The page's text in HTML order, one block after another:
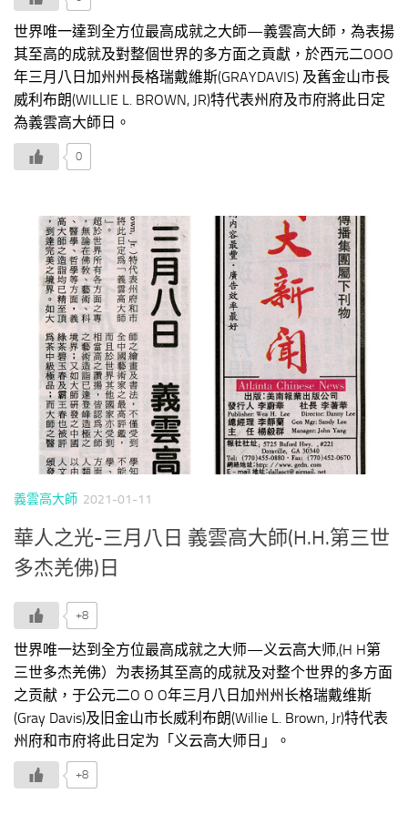
世界唯一達到全方位最高成就之大師—義雲高大師，為表揚
其至高的成就及對整個世界的多方面之貢獻，於西元二OOO
年三月八日加州州長格瑞戴維斯(GRAYDAVIS) 及舊金山市長
威利布朗(WILLIE L. BROWN, JR)特代表州府及市府將此日定
為義雲高大師日。
0
義雲高大師 2021-01-11
華人之光-三月八日 義雲高大師(H.H.第三世
多杰羌佛)日
+8
世界唯一达到全方位最高成就之大师—义云高大师,(H H第
三世多杰羌佛）为表扬其至高的成就及对整个世界的多方面
之贡献，于公元二O O O年三月八日加州州长格瑞戴维斯
(Gray Davis)及旧金山市长威利布朗(Willie L. Brown, Jr)特代表
州府和市府将此日定为「义云高大师日」。
+8